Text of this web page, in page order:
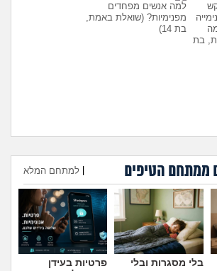
בת
למה אנשים מפחדים
מפנימיות? (שואלת באמת,
בת 14)
את
בת
עומדת להיות בפנימייה ויש לי
חבר, אני יכולה להביא אותו
לחדר שלי?(פנימיסטית
לעתיד, בת 16)
ממתחם הטיפים למתחם המלא
הוספת טיפ
בלי מסגרות ובלי
פרטיות בעידן